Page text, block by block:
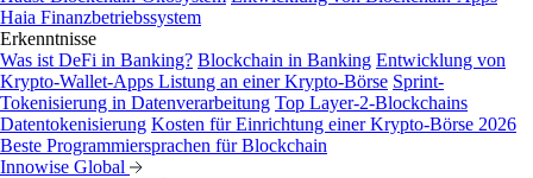
Haia Finanzbetriebssystem
Erkenntnisse
Was ist DeFi in Banking? Blockchain in Banking Entwicklung von
Krypto-Wallet-Apps Listung an einer Krypto-Börse Sprint-
Tokenisierung in Datenverarbeitung Top Layer-2-Blockchains
Datentokenisierung Kosten für Einrichtung einer Krypto-Börse 2026
Beste Programmiersprachen für Blockchain
Innowise Global